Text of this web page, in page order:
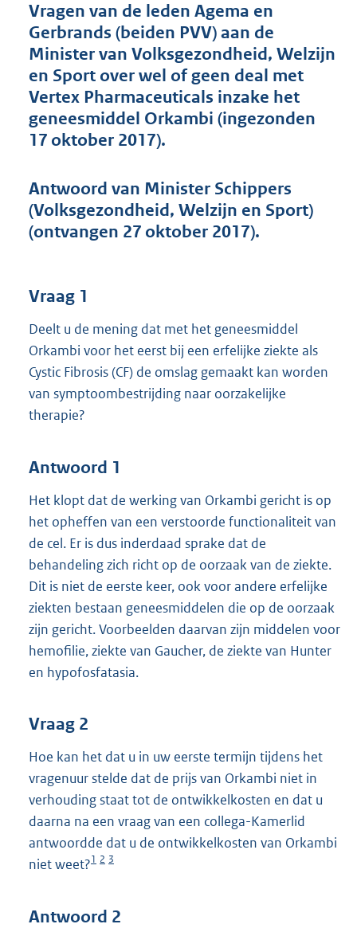
d
s
g
r
o
o
5
9
b
Vragen van de leden Agema en
Gerbrands (beiden PVV) aan de
Minister van Volksgezondheid, Welzijn
en Sport over wel of geen deal met
Vertex Pharmaceuticals inzake het
geneesmiddel Orkambi (ingezonden
17 oktober 2017).
Antwoord van Minister Schippers
(Volksgezondheid, Welzijn en Sport)
(ontvangen 27 oktober 2017).
Vraag 1
Deelt u de mening dat met het geneesmiddel
Orkambi voor het eerst bij een erfelijke ziekte als
Cystic Fibrosis (CF) de omslag gemaakt kan worden
van symptoombestrijding naar oorzakelijke
therapie?
Antwoord 1
Het klopt dat de werking van Orkambi gericht is op
het opheffen van een verstoorde functionaliteit van
de cel. Er is dus inderdaad sprake dat de
behandeling zich richt op de oorzaak van de ziekte.
Dit is niet de eerste keer, ook voor andere erfelijke
ziekten bestaan geneesmiddelen die op de oorzaak
zijn gericht. Voorbeelden daarvan zijn middelen voor
hemofilie, ziekte van Gaucher, de ziekte van Hunter
en hypofosfatasia.
Vraag 2
Hoe kan het dat u in uw eerste termijn tijdens het
vragenuur stelde dat de prijs van Orkambi niet in
verhouding staat tot de ontwikkelkosten en dat u
daarna na een vraag van een collega-Kamerlid
antwoordde dat u de ontwikkelkosten van Orkambi
niet weet?1 2 3
Antwoord 2